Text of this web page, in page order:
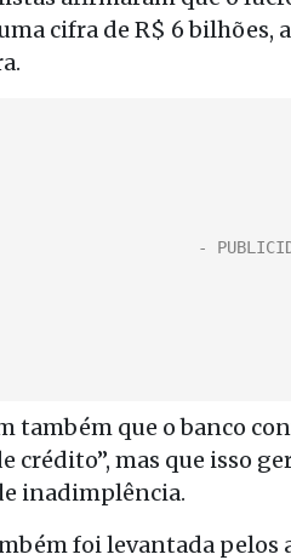
cifra de R$ 6
também que o banco
crédito”, mas que isso
inadimplência.
foi levantada